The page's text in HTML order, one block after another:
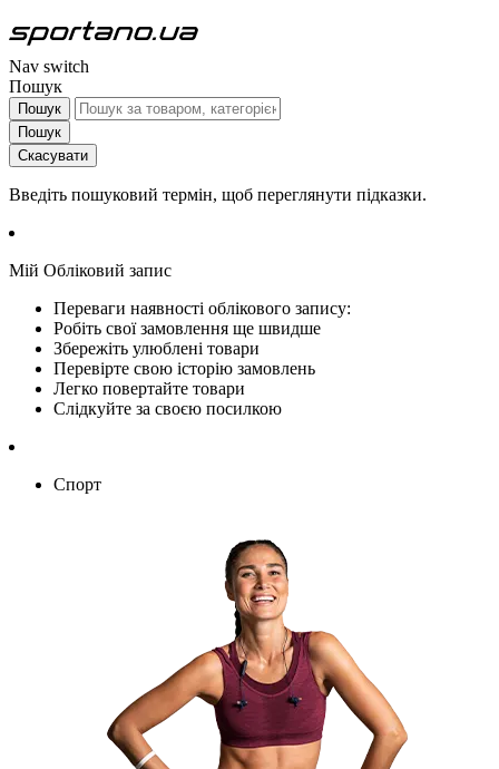
Nav switch
Пошук
Пошук
Пошук
Скасувати
Введіть пошуковий термін, щоб переглянути підказки.
Мій Обліковий запис
Переваги наявності облікового запису:
Робіть свої замовлення ще швидше
Збережіть улюблені товари
Перевірте свою історію замовлень
Легко повертайте товари
Слідкуйте за своєю посилкою
Спорт